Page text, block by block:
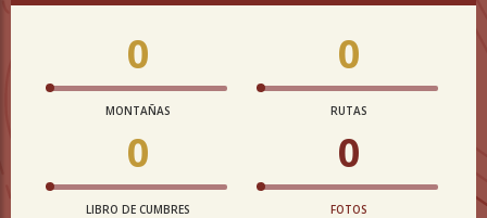
0
MONTAÑAS
0
RUTAS
0
LIBRO DE CUMBRES
0
FOTOS